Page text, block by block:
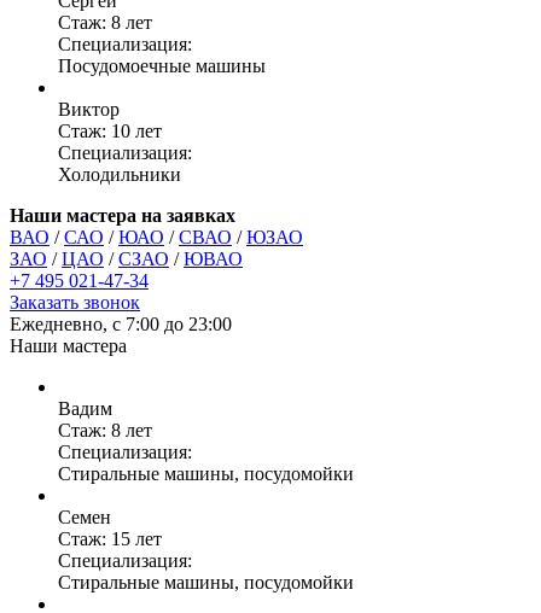
Стаж: 8 лет
Специализация:
Посудомоечные машины
Виктор
Стаж: 10 лет
Специализация:
Холодильники
Наши мастера на заявках
ВАО / САО / ЮАО / СВАО / ЮЗАО
ЗАО / ЦАО / СЗАО / ЮВАО
+7 495 021-47-34
Заказать звонок
Ежедневно, с 7:00 до 23:00
Наши мастера
Вадим
Стаж: 8 лет
Специализация:
Стиральные машины, посудомойки
Семен
Стаж: 15 лет
Специализация:
Стиральные машины, посудомойки